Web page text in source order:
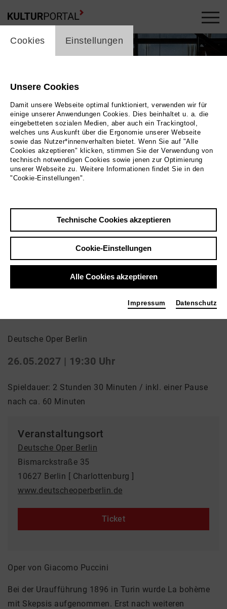
Zurück|Übersicht
Deutsche Oper Berlin
26.05.2027 | 19:30 Uhr
Spieldauer: 2 Stunden 30 Minuten / inkl. einer Pause
nach ca. 60 Minuten
Veranstaltungsort
Deutsche Oper Berlin
Bismarckstraße 35
10627 Berlin [ Charlottenburg ]
www.deutscheoperberlin.de
Ticket
Oper von Giacomo Puccini
Bei der Uraufführung 1896 in Turin wurde La bohème
mit Skepsis aufgenommen. Erst nach weiteren
cookie_layer
Cookies Einstellungen
Unsere Cookies
Damit unsere Webseite optimal funktioniert, verwenden wir für
einige unserer Anwendungen Cookies. Dies beinhaltet u. a. die
eingebetteten sozialen Medien, aber auch ein Trackingtool,
welches uns Auskunft über die Ergonomie unserer Webseite
sowie das Nutzer*innenverhalten bietet. Wenn Sie auf "Alle
Cookies akzeptieren" klicken, stimmen Sie der Verwendung von
technisch notwendigen Cookies sowie jenen zur Optimierung
unserer Webseite zu. Weitere Informationen findet Sie in den
"Cookie-Einstellungen".
Technische Cookies akzeptieren
Cookie-Einstellungen
Alle Cookies akzeptieren
Impressum Datenschutz